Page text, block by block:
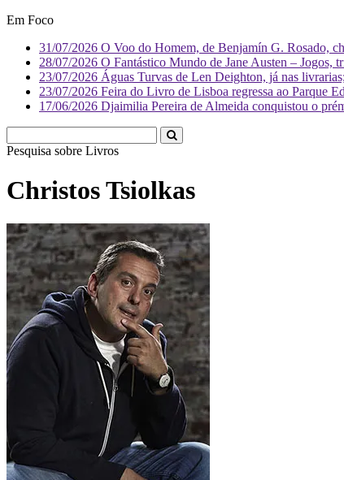
Em Foco
31/07/2026 O Voo do Homem, de Benjamín G. Rosado,
28/07/2026 O Fantástico Mundo de Jane Austen – Jogos,
23/07/2026 Águas Turvas de Len Deighton, já nas livrarias;
23/07/2026 Feira do Livro de Lisboa regressa ao Parque
17/06/2026 Djaimilia Pereira de Almeida conquistou o
Pesquisa sobre Li
Christos Tsiolkas